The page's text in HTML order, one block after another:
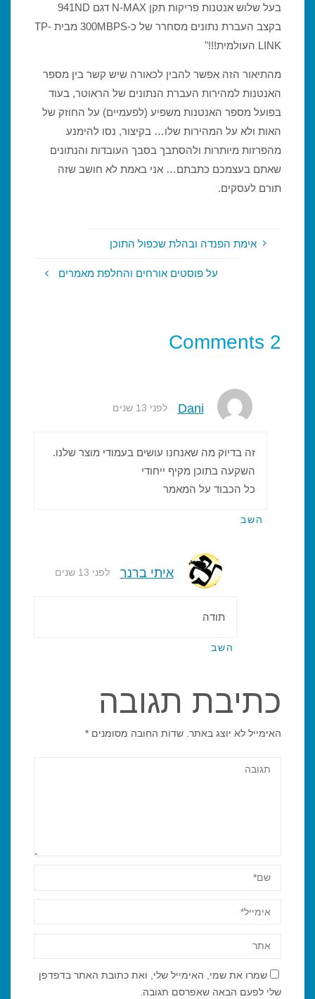
בעל שלוש אנטנות פריקות תקן N-MAX דגם 941ND
בקצב העברת נתונים מסחרר של כ-300MBPS מבית TP-
LINK העולמית!!!"
מהתיאור הזה אפשר להבין לכאורה שיש קשר בין מספר
האנטנות למהירות העברת הנתונים של הראוטר, בעוד
בפועל מספר האנטנות משפיע (לפעמיים) על החוזק של
האות ולא על המהירות שלו… בקיצור, נסו להימנע
מהפרזות מיותרות ולהסתבך בסבך העובדות והנתונים
שאתם בעצמכם כתבתם… אני באמת לא חושב שזה
תורם לעסקים.
אימת הפנדה ובהלת שכפול התוכן
על פוסטים אורחים והחלפת מאמרים
2 Comments
Dani לפני 13 שנים
זה בדיוק מה שאנחנו עושים בעמודי מוצר שלנו.
השקעה בתוכן מקיף ייחודי
כל הכבוד על המאמר
השב
איתי ברנר לפני 13 שנים
תודה
השב
כתיבת תגובה
האימייל לא יוצג באתר. שדות החובה מסומנים*
שמרו את שמי, האימייל שלי, ואת כתובת האתר בדפדפן
שלי לפעם הבאה שאפרסם תגובה.